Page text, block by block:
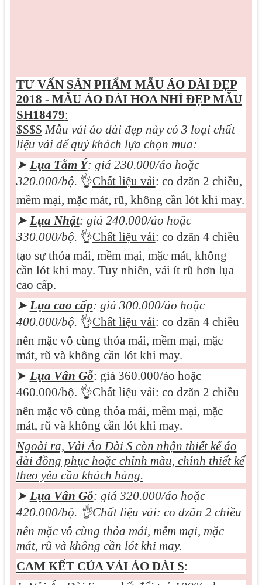
TƯ VẤN SẢN PHẨM MẪU ÁO DÀI ĐẸP
2018 - MẪU ÁO DÀI HOA NHÍ ĐẸP MẪU
SH18479:
$$$$ Mẫu vải áo dài đẹp này có 3 loại chất
liệu vải để quý khách lựa chọn mua:
➤ Lụa Tằm Ý: giá 230.000/áo hoặc
320.000/bộ. 👌Chất liệu vải: co dzãn 2 chiều,
mềm mại, mặc mát, rũ, không cần lót khi may.
➤ Lụa Nhật: giá 240.000/áo hoặc
330.000/bộ. 👌Chất liệu vải: co dzãn 4 chiều
tạo sự thỏa mái, mềm mại, mặc mát, không
cần lót khi may. Tuy nhiên, vải ít rũ hơn lụa
cao cấp.
➤ Lụa cao cấp: giá 300.000/áo hoặc
400.000/bộ. 👌Chất liệu vải: co dzãn 4 chiều
nên mặc vô cùng thỏa mái, mềm mại, mặc
mát, rũ và không cần lót khi may.
➤ Lụa Vân Gỗ: giá 360.000/áo hoặc
460.000/bộ. 👌Chất liệu vải: co dzãn 2 chiều
nên mặc vô cùng thỏa mái, mềm mại, mặc
mát, rũ và không cần lót khi may.
Ngoài ra, Vải Áo Dài S còn nhận thiết kế áo
dài đồng phục hoặc chỉnh màu, chỉnh thiết kế
theo yêu cầu khách hàng.
➤ Lụa Vân Gỗ: giá 320.000/áo hoặc
420.000/bộ. 👌Chất liệu vải: co dzãn 2 chiều
nên mặc vô cùng thỏa mái, mềm mại, mặc
mát, rũ và không cần lót khi may.
CAM KẾT CỦA VẢI ÁO DÀI S: